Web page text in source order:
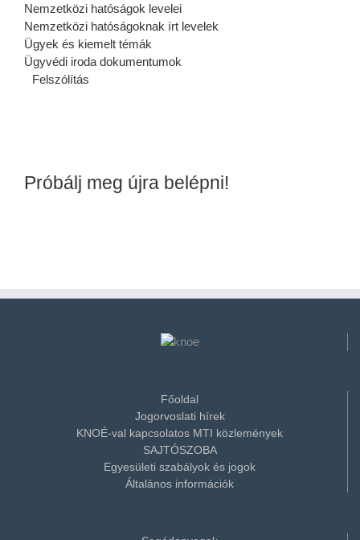
Próbálj meg újra belépni!
Nemzetközi hatóságok levelei
Nemzetközi hatóságoknak írt levelek
Ügyek és kiemelt témák
Ügyvédi iroda dokumentumok
Felszólítás
Főoldal
Jogorvoslati hírek
KNOÉ-val kapcsolatos MTI közlemények
SAJTÓSZOBA
Egyesületi szabályok és jogok
Általános információk